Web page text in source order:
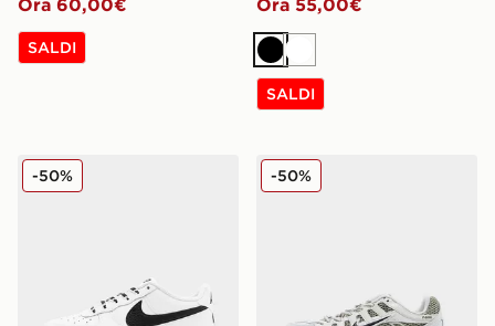
SALDI
NeroBianco
SALDI
Nike Air Force 1 Low Junior
-50% Nike P 6000 Junior
-50%